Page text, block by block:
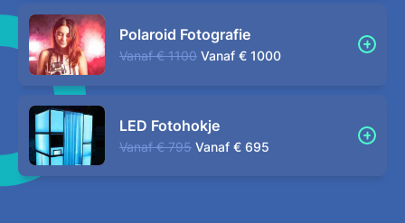
Polaroid Fotografie
Vanaf € 1100 Vanaf € 1000
LED Fotohokje
Vanaf € 795 Vanaf € 695